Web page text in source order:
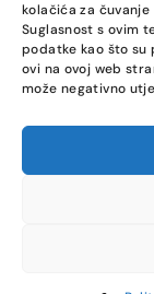
kolačića za
Suglasnost s ovim
podatke kao što su
ovi na ovoj web
može negativno